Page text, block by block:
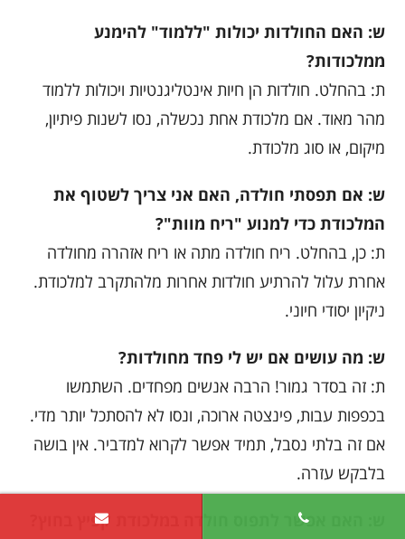
ש: האם החולדות יכולות "ללמוד" להימנע
ממלכודות?
ת: בהחלט. חולדות הן חיות אינטליגנטיות ויכולות ללמוד
מהר מאוד. אם מלכודת אחת נכשלה, נסו לשנות פיתיון,
מיקום, או סוג מלכודת.
ש: אם תפסתי חולדה, האם אני צריך לשטוף את
המלכודת כדי למנוע "ריח מוות"?
ת: כן, בהחלט. ריח חולדה מתה או ריח אזהרה מחולדה
אחרת עלול להרתיע חולדות אחרות מלהתקרב למלכודת.
ניקיון יסודי חיוני.
ש: מה עושים אם יש לי פחד מחולדות?
ת: זה בסדר גמור! הרבה אנשים מפחדים. השתמשו
בכפפות עבות, פינצטה ארוכה, ונסו לא להסתכל יותר מדי.
אם זה בלתי נסבל, תמיד אפשר לקרוא למדביר. אין בושה
בלבקש עזרה.
ש: האם אפשר לתפוס חולדה במלכודת קפיץ בחוץ?